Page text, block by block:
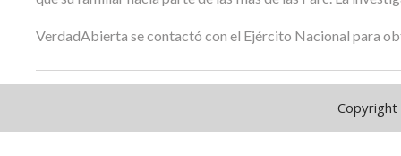
VerdadAbierta se contactó con el Ejército Nacional para
Copyright